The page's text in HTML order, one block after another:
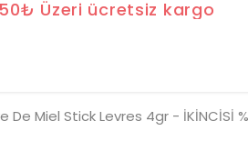
Üzeri ücretsiz kargo
De Miel Stick Levres 4gr - İKİNCİSİ